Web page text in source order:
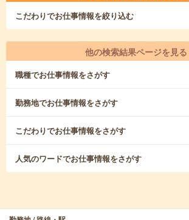
こだわりでお仕事情報を絞り込む
他の検索結果ページを見る
職種でお仕事情報をさがす
勤務地でお仕事情報をさがす
こだわりでお仕事情報をさがす
人気のワードでお仕事情報をさがす